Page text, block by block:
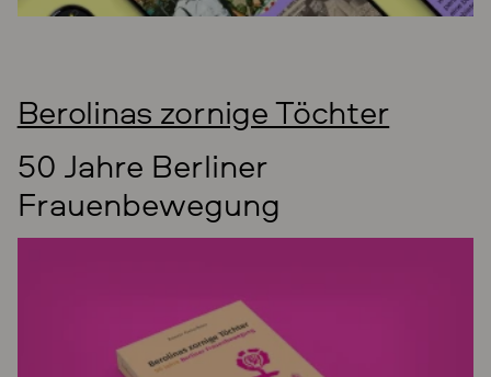
Berolinas zornige Töchter
50 Jahre Berliner
Frauenbewegung